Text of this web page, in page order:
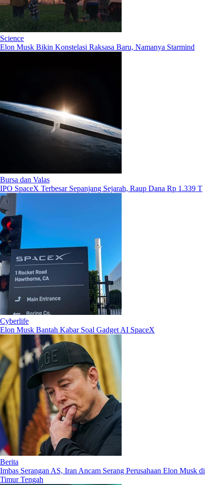
Science
Elon Musk Bikin Konstelasi Raksasa Baru, Namanya Starmind
Bursa dan Valas
IPO SpaceX Terbesar Sepanjang Sejarah, Raup Dana Rp 1.339 T
Cyberlife
Elon Musk Bantah Kabar Soal Gadget AI SpaceX
Berita
Imbas Serangan AS, Iran Ancam Serang Perusahaan Elon Musk di
Timur Tengah